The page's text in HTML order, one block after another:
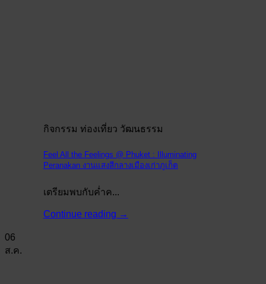
กิจกรรม ท่องเที่ยว วัฒนธรรม
Feel All the Feelings @ Phuket : Illuminating
Peranakan งานแสงสีกลางเมืองเก่าภูเก็ต
เตรียมพบกับค่ำค...
Continue reading →
06
ส.ค.